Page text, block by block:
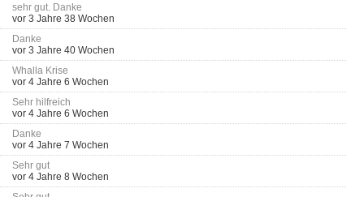
sehr gut. Danke
vor 3 Jahre 38 Wochen
Danke
vor 3 Jahre 40 Wochen
Whalla Krise
vor 4 Jahre 6 Wochen
Sehr hilfreich
vor 4 Jahre 6 Wochen
Danke
vor 4 Jahre 7 Wochen
Sehr gut
vor 4 Jahre 8 Wochen